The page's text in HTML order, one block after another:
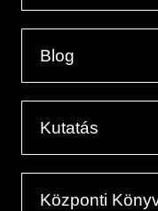
Blog
Kutatás
Központi